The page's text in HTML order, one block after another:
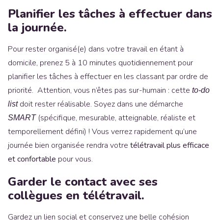
Planifier les tâches à effectuer dans
la journée.
Pour rester organisé(e) dans votre travail en étant à
domicile, prenez 5 à 10 minutes quotidiennement pour
planifier les tâches à effectuer en les classant par ordre de
priorité. Attention, vous n’êtes pas sur-humain : cette to-do
listdoit rester réalisable. Soyez dans une démarche
SMART(spécifique, mesurable, atteignable, réaliste et
temporellement défini) ! Vous verrez rapidement qu’une
journée bien organisée rendra votre télétravail plus efficace
et confortable pour vous.
Garder le contact avec ses
collègues en télétravail.
Gardez un lien social et conservez une belle cohésion